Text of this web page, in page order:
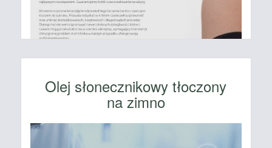
Olej słonecznikowy tłoczony
na zimno